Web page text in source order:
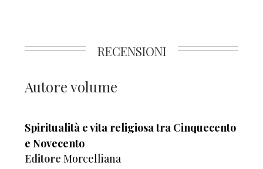
RECENSIONI
Autore volume
Spiritualità e vita religiosa tra Cinquecento
e Novecento
Editore Morcelliana